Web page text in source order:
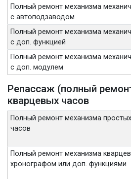
Полный ремонт механизма
с автоподзаводом
Полный ремонт механизма
с доп. функцией
Полный ремонт механизма
с доп. модулем
Репассаж (полный
кварцевых часов
Полный ремонт механизма
часов
Полный ремонт механизма
хронографом или доп. функциями